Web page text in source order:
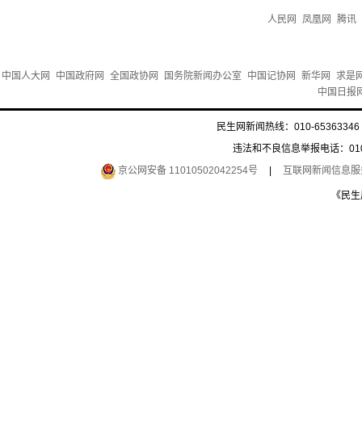
人民网 凤凰网 腾讯
中国人大网 中国政府网 全国政协网 国务院新闻办公室 中国记协网 新华网
求是
中国日报
民生网新闻热线：010-
违法和不良信息举报电话：
京公网安备 11010502042254号
互联网新闻信息
《民